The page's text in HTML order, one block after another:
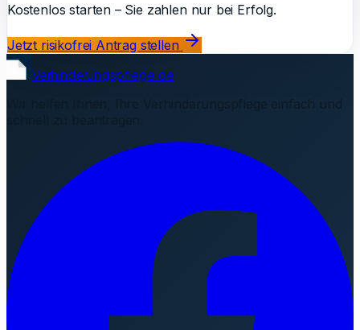
Kostenlos starten – Sie zahlen nur bei Erfolg.
Jetzt risikofrei Antrag stellen
Verhinderungspflege.de